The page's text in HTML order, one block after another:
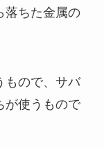
落ちた金属の
もので、サバ
が使うもので